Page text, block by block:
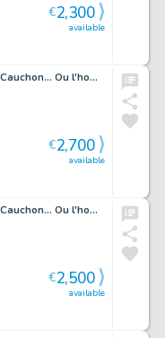
available
€2,300
Planche originale n°26 - Cauchon... Ou l'homme qui tua Jeanne d'Arc
available
€2,700
Planche originale n°57 - Cauchon... Ou l'homme qui tua Jeanne d'Arc
available
€2,500